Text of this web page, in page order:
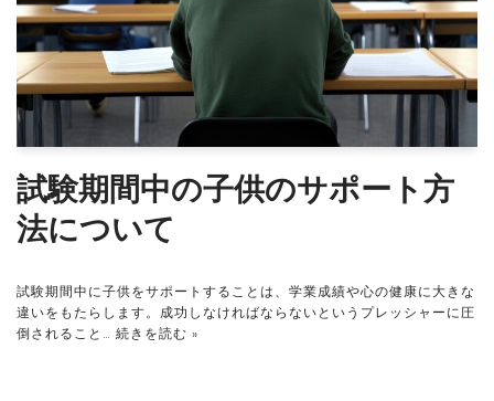
試験期間中の子供のサポート方
法について
試験期間中に子供をサポートすることは、学業成績や心の健康に大きな
違いをもたらします。成功しなければならないというプレッシャーに圧
倒されること… 続きを読む »